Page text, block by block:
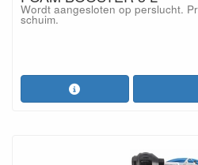
Wordt aangesloten op perslucht.
schuim.